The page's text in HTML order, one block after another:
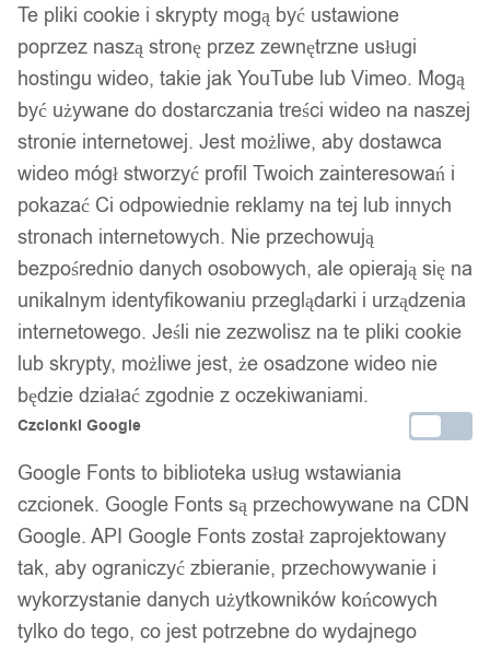
Zamówienia złożone do 14:00 w dni robocze wysyłamy tego
samego dnia.
Bezpieczne płatności
14 dni na zwrot
Gwarancja producenta
Wsparcie w zakupie
Podobne produkty
Produkty, które mogą Cię zainteresować
Te pliki cookie i skrypty mogą być ustawione
poprzez naszą stronę przez zewnętrzne usługi
hostingu wideo, takie jak YouTube lub Vimeo. Mogą
być używane do dostarczania treści wideo na naszej
stronie internetowej. Jest możliwe, aby dostawca
wideo mógł stworzyć profil Twoich zainteresowań i
pokazać Ci odpowiednie reklamy na tej lub innych
stronach internetowych. Nie przechowują
bezpośrednio danych osobowych, ale opierają się na
unikalnym identyfikowaniu przeglądarki i urządzenia
internetowego. Jeśli nie zezwolisz na te pliki cookie
lub skrypty, możliwe jest, że osadzone wideo nie
będzie działać zgodnie z oczekiwaniami.
Czcionki Google
Google Fonts to biblioteka usług wstawiania
czcionek. Google Fonts są przechowywane na CDN
Google. API Google Fonts został zaprojektowany
tak, aby ograniczyć zbieranie, przechowywanie i
wykorzystanie danych użytkowników końcowych
tylko do tego, co jest potrzebne do wydajnego